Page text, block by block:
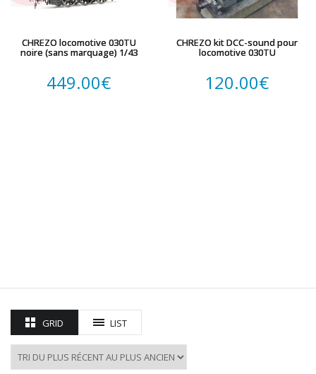
CHREZO locomotive 030TU
noire (sans marquage) 1/43
449.00€
CHREZO kit DCC-sound pour
locomotive 030TU
120.00€
GRID LIST